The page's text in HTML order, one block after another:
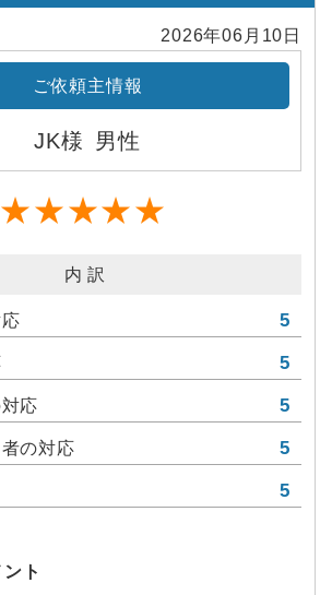
2026年06月10日
ご依頼主情報
JK様 男性
★★★★★
内訳
5
5
応 5
の対応 5
5
ト